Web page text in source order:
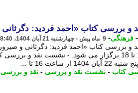
و بررسی کتاب «احمد فردید:
- فرهنگی- 9 ماه پیش - چهارشنبه 21 آبان 1404، 18:40
ساعت 16 تا 18 برگزار می شود. - نشست نقد و
از ساعت 16 تا ...
کتاب - نشست نقد و بررسی - نقد و بررسی